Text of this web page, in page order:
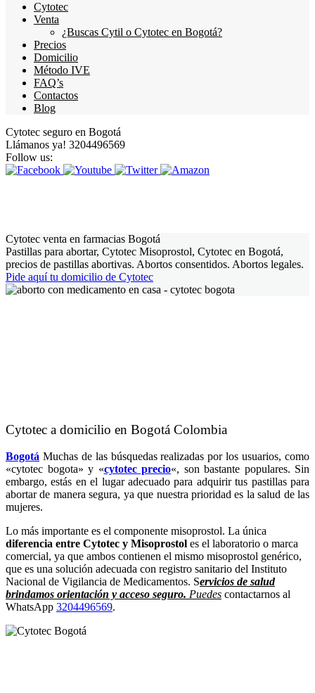
Cytotec
Venta
¿Buscas Cytil o Cytotec en Bogotá?
Precios
Domicilio
Método IVE
FAQ’s
Contactos
Blog
Cytotec seguro en Bogotá
Llámanos ya! 3204496569
Follow us:
Cytotec venta en farmacias Bogotá
Pastillas para abortar, Cytotec Misoprostol, Cytotec en Bogotá,
precios de pastillas abortivas. Abortos consentidos. Abortos legales.
Pide aquí tu domicilio de Cytotec
Cytotec a domicilio en Bogotá Colombia
Bogotá Muchas de las búsquedas realizadas por los usuarios, como
«cytotec bogota» y «cytotec precio«, son bastante populares. Sin
embargo, estás en el lugar adecuado para adquirir tus pastillas para
abortar de manera segura, ya que nuestra prioridad es la salud de las
mujeres.
Lo más importante es el componente misoprostol. La única
diferencia entre Cytotec y Misoprostol es el laboratorio o marca
comercial, ya que ambos contienen el mismo misoprostol genérico,
que es una solución adecuada con registro sanitario del Instituto
Nacional de Vigilancia de Medicamentos. Servicios de salud
brindamos orientación y acceso seguro. Puedes contactarnos al
WhatsApp 3204496569.